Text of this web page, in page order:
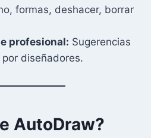
formas, deshacer, borrar
profesional: Sugerencias
diseñadores.
AutoDraw?